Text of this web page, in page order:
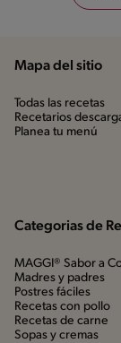
Mapa del sitio
Todas las recetas
Recetarios
Planea tu menú
Categorias de
MAGGI® Sabor a
Madres y padres
Postres fáciles
Recetas con pollo
Recetas de carne
Sopas y cremas